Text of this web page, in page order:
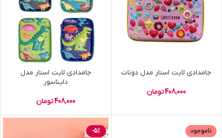
جامدادی لایت استار مدل دونات
408,000تومان
جامدادی لایت استار مدل
دایناسور
408,000تومان
ناموجود
-5%